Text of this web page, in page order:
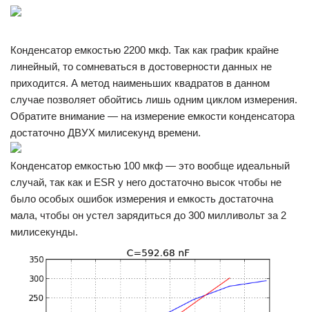
Конденсатор емкостью 2200 мкф. Так как график крайне
линейный, то сомневаться в достоверности данных не
приходится. А метод наименьших квадратов в данном
случае позволяет обойтись лишь одним циклом измерения.
Обратите внимание — на измерение емкости конденсатора
достаточно ДВУХ милисекунд времени.
Конденсатор емкостью 100 мкф — это вообще идеальный
случай, так как и ESR у него достаточно высок чтобы не
было особых ошибок измерения и емкость достаточна
мала, чтобы он устел зарядиться до 300 милливольт за 2
милисекунды.